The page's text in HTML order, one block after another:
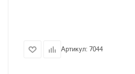
Артикул: 7044